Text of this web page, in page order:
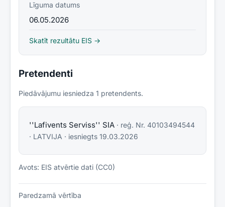
Līguma datums
06.05.2026
Skatīt rezultātu EIS →
Pretendenti
Piedāvājumu iesniedza 1 pretendents.
''Lafivents Serviss'' SIA · reģ. Nr. 40103494544
· LATVIJA · iesniegts 19.03.2026
Avots: EIS atvērtie dati (CC0)
Paredzamā vērtība